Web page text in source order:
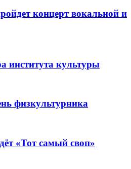
концерт вокальной и
института культуры
физкультурника
«Тот самый своп»